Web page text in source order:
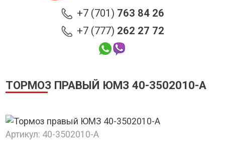
+7 (701) 763 84 26
+7 (777) 262 27 72
ТОРМОЗ ПРАВЫЙ ЮМЗ 40-3502010-А
Артикул: 40-3502010-А